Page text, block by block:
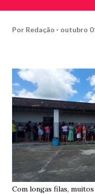
Por Redação outubro
Com longas filas,